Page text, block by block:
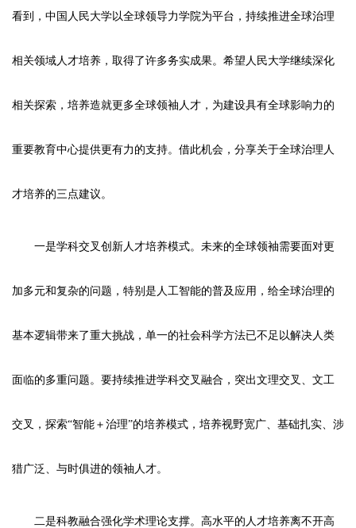
看到，中国人民大学以全球领导力学院为平台，持续推进全球治理
相关领域人才培养，取得了许多务实成果。希望人民大学继续深化
相关探索，培养造就更多全球领袖人才，为建设具有全球影响力的
重要教育中心提供更有力的支持。借此机会，分享关于全球治理人
才培养的三点建议。
一是学科交叉创新人才培养模式。未来的全球领袖需要面对更
加多元和复杂的问题，特别是人工智能的普及应用，给全球治理的
基本逻辑带来了重大挑战，单一的社会科学方法已不足以解决人类
面临的多重问题。要持续推进学科交叉融合，突出文理交叉、文工
交叉，探索“智能＋治理”的培养模式，培养视野宽广、基础扎实、涉
猎广泛、与时俱进的领袖人才。
二是科教融合强化学术理论支撑。高水平的人才培养离不开高